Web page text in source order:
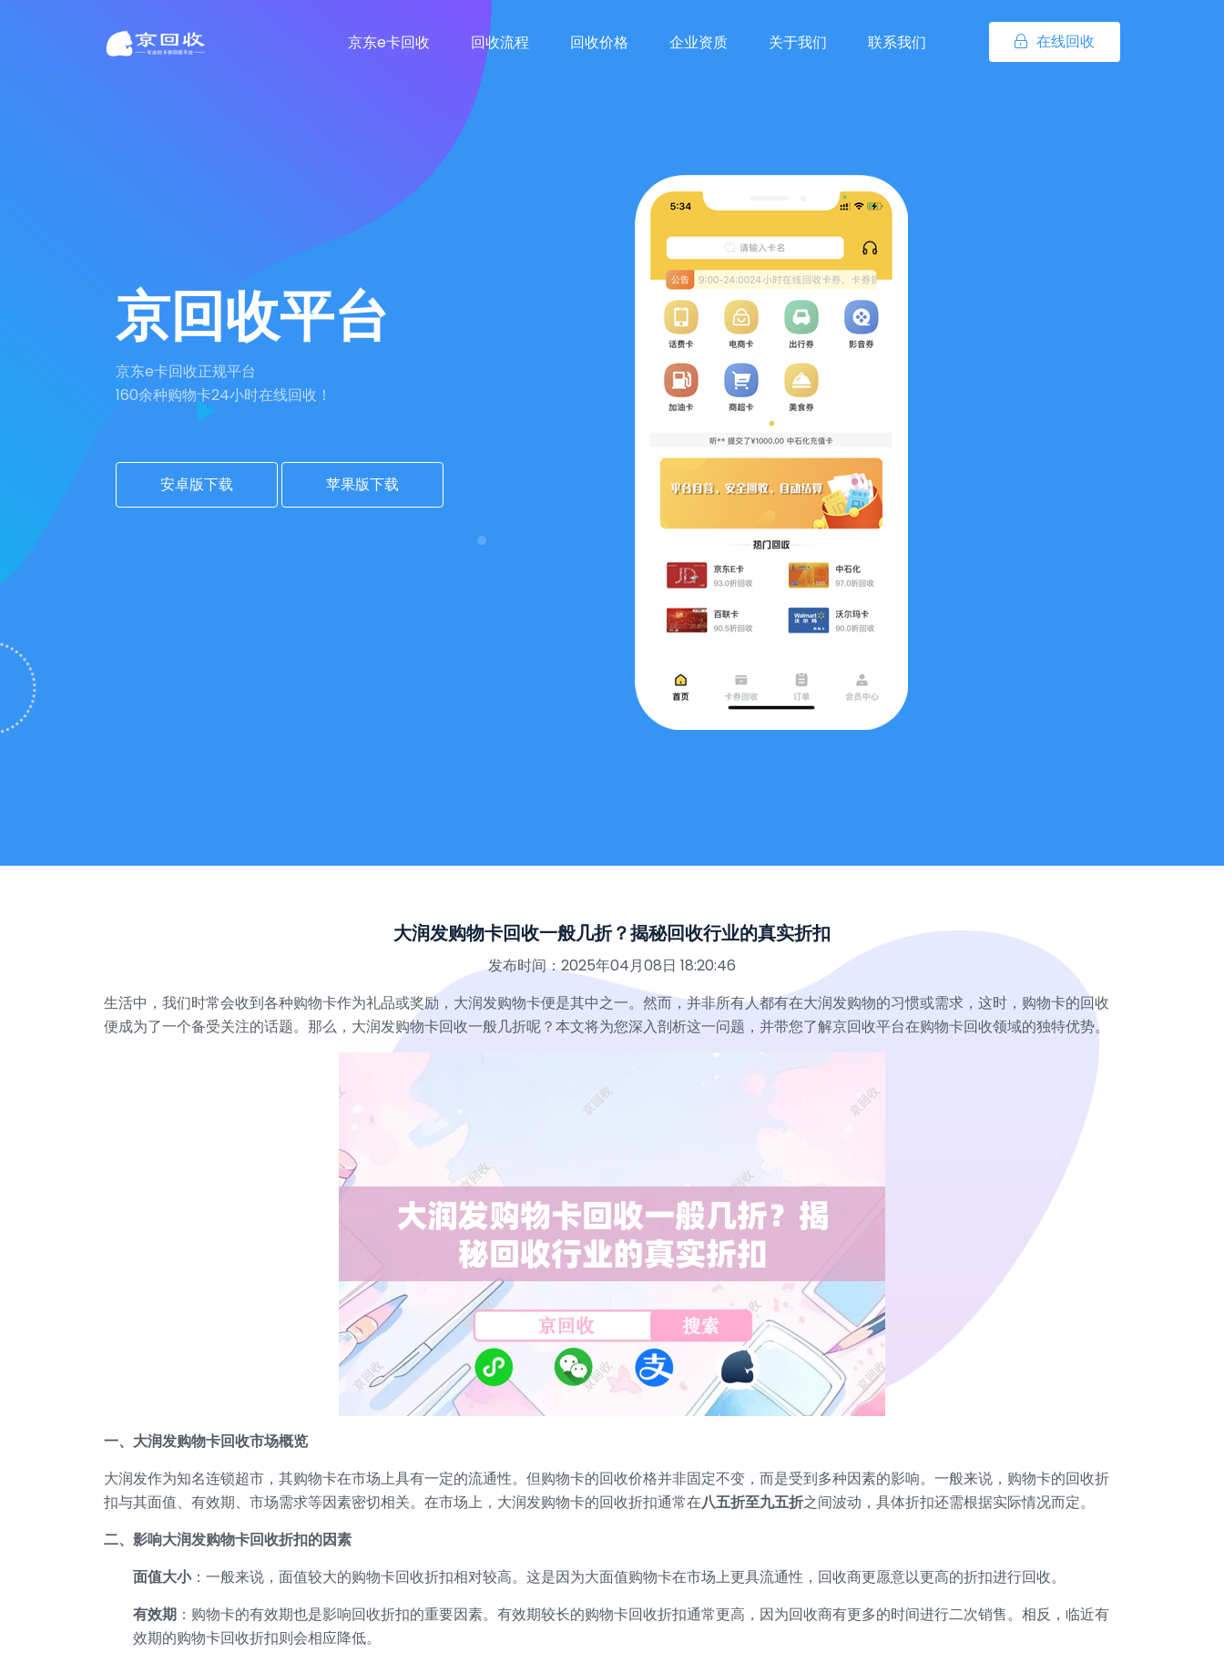
在线回收
京东e卡回收 回收流程 回收价格 企业资质 关于我们 联系我们
京回收平台
京东e卡回收正规平台
160余种购物卡24小时在线回收！
安卓版下载 苹果版下载
大润发购物卡回收一般几折？揭秘回收行业的真实折扣
发布时间：2025年04月08日 18:20:46
生活中，我们时常会收到各种购物卡作为礼品或奖励，大润发购物卡便是其中之一。然而，并非所有人都有在大润发购物的习惯或需求，这时，购物卡的回收
便成为了一个备受关注的话题。那么，大润发购物卡回收一般几折呢？本文将为您深入剖析这一问题，并带您了解京回收平台在购物卡回收领域的独特优势。
一、大润发购物卡回收市场概览
大润发作为知名连锁超市，其购物卡在市场上具有一定的流通性。但购物卡的回收价格并非固定不变，而是受到多种因素的影响。一般来说，购物卡的回收折
扣与其面值、有效期、市场需求等因素密切相关。在市场上，大润发购物卡的回收折扣通常在八五折至九五折之间波动，具体折扣还需根据实际情况而定。
二、影响大润发购物卡回收折扣的因素
面值大小：一般来说，面值较大的购物卡回收折扣相对较高。这是因为大面值购物卡在市场上更具流通性，回收商更愿意以更高的折扣进行回收。
有效期 ：购物卡的有效期也是影响回收折扣的重要因素。有效期较长的购物卡回收折扣通常更高，因为回收商有更多的时间进行二次销售。相反，临近有
效期的购物卡回收折扣则会相应降低。